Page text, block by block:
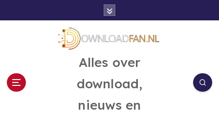
Alles over
download,
nieuws en